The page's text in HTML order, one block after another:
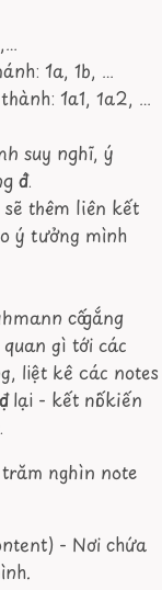
1a, 1b, …
1a1, 1a2, …
suy nghĩ, ý
đó.
thêm liên kết
ý tưởng mình
cố gắng
gì tới các
liệt kê các notes
lại - kết nối kiến
nghìn note
- Nơi chứa